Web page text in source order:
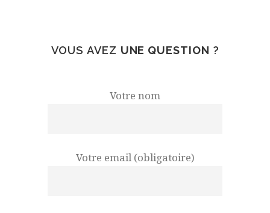
VOUS AVEZ UNE QUESTION ?
Votre nom
Votre email (obligatoire)